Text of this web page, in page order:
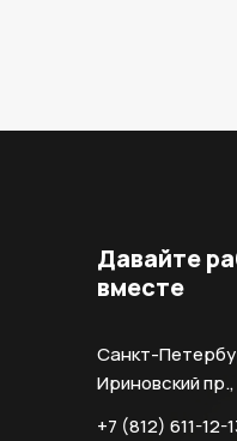
Давайте
вместе
Санкт-
Ириновский
+7 (812) 611-12-